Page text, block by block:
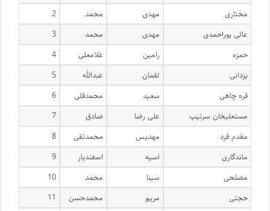
مختاری
مهدی محمد
2
عالی پوراحمدی
مهدی محمد
3
حمزه
رامین غلامعلی
4
یزدانی
لقمان عبدالله
5
قره چاهی
سعید محمدقلی
6
مستعلیخان سرتیپ
علی رضا صادق
7
مقدم فرد
مهدیس محمدتقی
8
ماندگاری
اسیه اسفندیار
9
مصلحی
سینا محمد
10
حجتی
مریم محمدحسن
11